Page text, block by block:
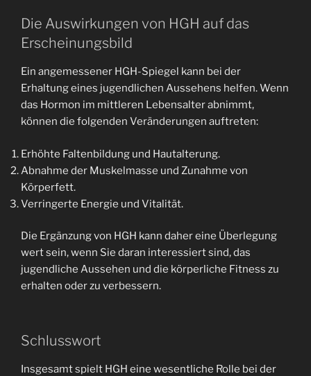
Die Auswirkungen von HGH auf das
Erscheinungsbild
Ein angemessener HGH-Spiegel kann bei der
Erhaltung eines jugendlichen Aussehens helfen. Wenn
das Hormon im mittleren Lebensalter abnimmt,
können die folgenden Veränderungen auftreten:
Erhöhte Faltenbildung und Hautalterung.
Abnahme der Muskelmasse und Zunahme von
Körperfett.
Verringerte Energie und Vitalität.
Die Ergänzung von HGH kann daher eine Überlegung
wert sein, wenn Sie daran interessiert sind, das
jugendliche Aussehen und die körperliche Fitness zu
erhalten oder zu verbessern.
Schlusswort
Insgesamt spielt HGH eine wesentliche Rolle bei der